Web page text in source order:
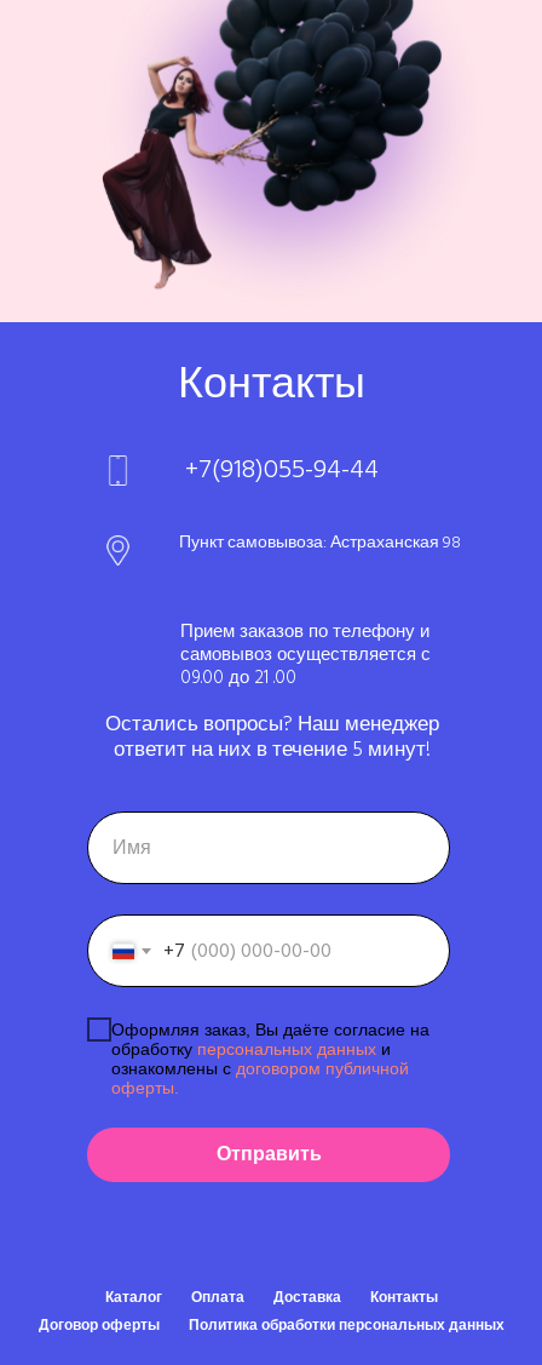
+7
Оформляя заказ, Вы даёте согласие на
обработку персональных данных и
ознакомлены с договором публичной
оферты.
Отправить
Контакты
Пункт самовывоза: Астраханская 98
+7(918)055-94-44
Прием заказов по телефону и
самовывоз осуществляется с
09.00 до 21 .00
Остались вопросы? Наш менеджер
ответит на них в течение 5 минут!
Каталог Оплата Доставка
Контакты
Договор оферты
Политика обработки персональных данных